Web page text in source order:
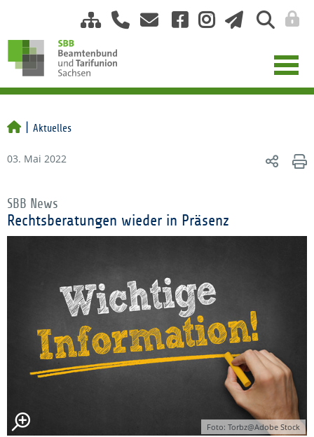
Aktuelles
03. Mai 2022
SBB News
Rechtsberatungen wieder in Präsenz
Foto: Torbz@Adobe Stock